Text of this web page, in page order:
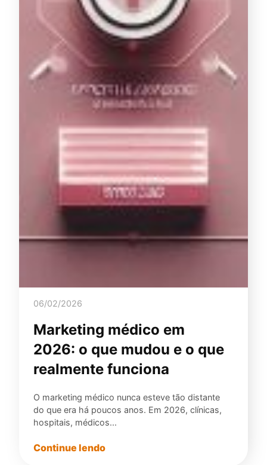
06/02/2026
Marketing médico em
2026: o que mudou e o que
realmente funciona
O marketing médico nunca esteve tão distante
do que era há poucos anos. Em 2026, clínicas,
hospitais, médicos...
Continue lendo